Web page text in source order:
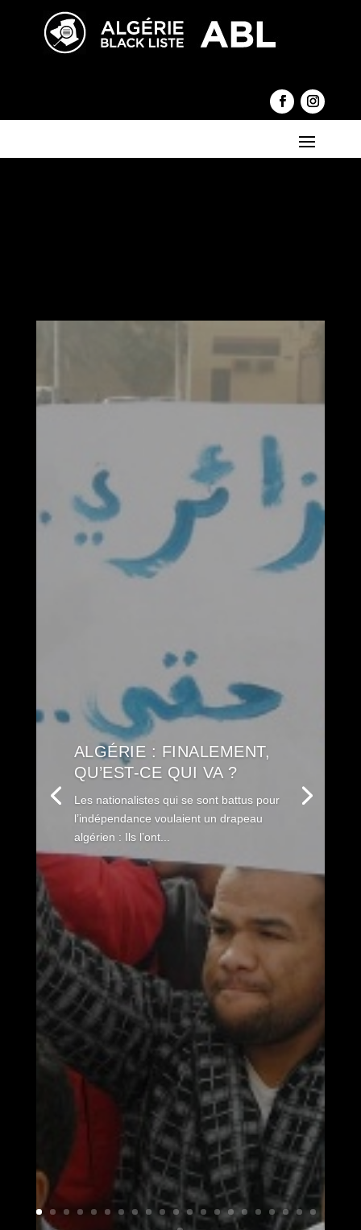
ALGÉRIE : FINALEMENT,
QU’EST-CE QUI VA ?
Les nationalistes qui se sont battus pour
l’indépendance voulaient un drapeau
algérien : Ils l’ont...